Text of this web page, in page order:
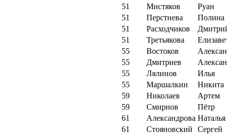
51
Мистяков
Руан
51
Перстнева
Полина
51
Расходчиков
51
Третьякова
55
Востоков
55
Дмитриев
55
Лялинов
Илья
55
Маршалкин
Никита
59
Николаев
Артем
59
Смирнов
Пётр
61
Александрова Наталья
61
Стояновский
Сергей